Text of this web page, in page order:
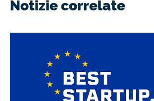
Notizie correlate